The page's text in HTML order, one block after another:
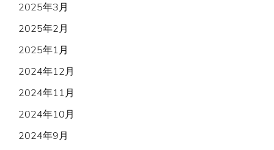
2025年3月
2025年2月
2025年1月
2024年12月
2024年11月
2024年10月
2024年9月